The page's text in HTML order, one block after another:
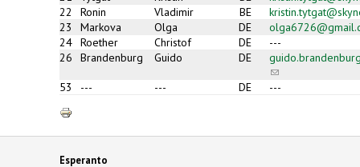
22
Ronin Vladimir BE
23
Markova Olga DE
24 Roether Christof DE
---
26
Brandenburg Guido DE
(link
sends
53 --- --- DE ---
Esperanto